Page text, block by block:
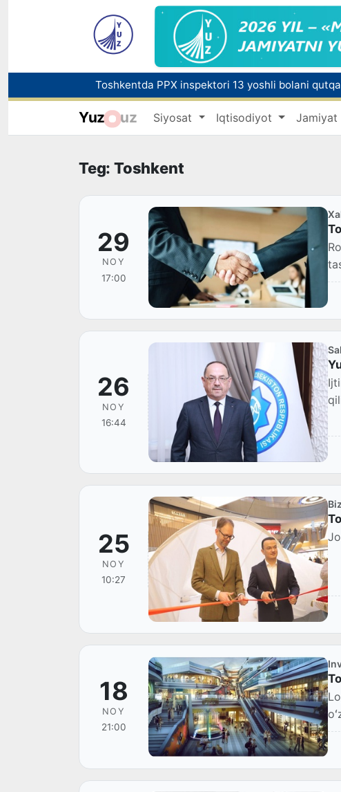
Toshkentda PPX inspektori 13 yoshli bolani
Chorvachilik sohasida subsidiyalar ajratiladi
Yuz uz Siyosat Iqtisodiyot Jamiyat
Teg: Toshkent
29
NOY
17:00
26
NOY
16:44
25
NOY
10:27
18
NOY
21:00